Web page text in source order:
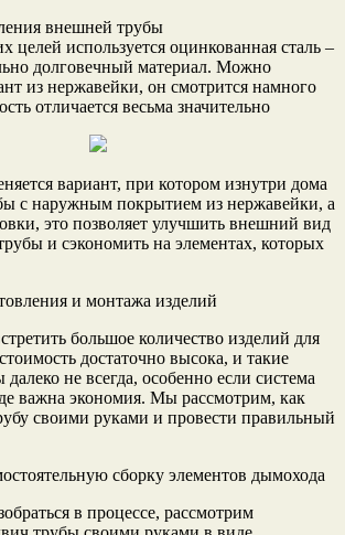
внешней трубы
целей используется оцинкованная сталь –
долговечный материал. Можно
из нержавейки, он смотрится намного
отличается весьма значительно
вариант, при котором изнутри дома
с наружным покрытием из нержавейки, а
это позволяет улучшить внешний вид
и сэкономить на элементах, которых
и монтажа изделий
большое количество изделий для
достаточно высока, и такие
не всегда, особенно если система
важна экономия. Мы рассмотрим, как
своими руками и провести правильный
сборку элементов дымохода
в процессе, рассмотрим